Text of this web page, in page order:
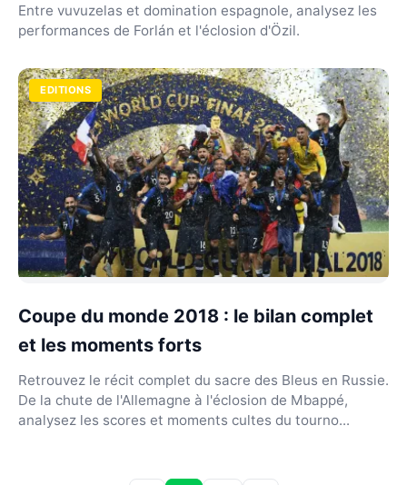
Entre vuvuzelas et domination espagnole, analysez les
performances de Forlán et l'éclosion d'Özil.
EDITIONS
Coupe du monde 2018 : le bilan complet
et les moments forts
Retrouvez le récit complet du sacre des Bleus en Russie.
De la chute de l'Allemagne à l'éclosion de Mbappé,
analysez les scores et moments cultes du tourno...